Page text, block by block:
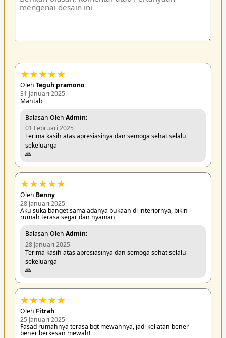
★★★★★
Oleh Teguh pramono
31 Januari 2025
Mantab
Balasan Oleh Admin:
01 Februari 2025
Terima kasih atas apresiasinya dan semoga sehat selalu
sekeluarga
🙏
★★★★★
Oleh Benny
28 Januari 2025
Aku suka banget sama adanya bukaan di interiornya, bikin
rumah terasa segar dan nyaman
Balasan Oleh Admin:
28 Januari 2025
Terima kasih atas apresiasinya dan semoga sehat selalu
sekeluarga
🙏
★★★★★
Oleh Fitrah
25 Januari 2025
Fasad rumahnya terasa bgt mewahnya, jadi keliatan bener-
bener berkesan mewah!